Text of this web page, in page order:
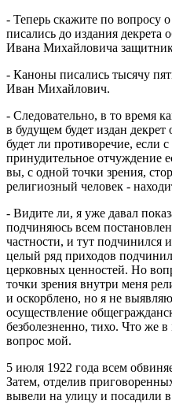
- Теперь скажите по вопросу
писались до издания декрета
Ивана Михайловича
- Каноны писались тысячу
Иван Михайлович.
- Следовательно, в то время
в будущем будет издан
будет ли противоречие, если
принудительное отчуждение
вы, с одной точки зрения,
религиозный человек -
- Видите ли, я уже давал
подчиняюсь всем
частности, и тут подчинился
целый ряд приходов
церковных ценностей. Но
точки зрения внутри меня
и оскорблено, но я не
осуществление
безболезненно, тихо. Что же
вопрос мой.
5 июля 1922 года всем
Затем, отделив
вывели на улицу и посадили в